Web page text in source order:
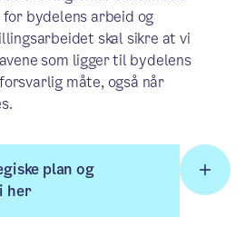
for bydelens arbeid og
skal sikre at vi
som ligger til bydelens
måte, også når
plan og
her